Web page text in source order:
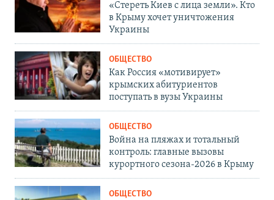
«Стереть Киев с лица земли». Кто
в Крыму хочет уничтожения
Украины
ОБЩЕСТВО
Как Россия «мотивирует»
крымских абитуриентов
поступать в вузы Украины
ОБЩЕСТВО
Война на пляжах и тотальный
контроль: главные вызовы
курортного сезона-2026 в Крыму
ОБЩЕСТВО